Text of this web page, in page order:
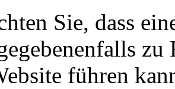
Sie, dass
führen